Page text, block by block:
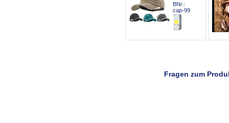
BNr.:
cap-99
Fragen zum